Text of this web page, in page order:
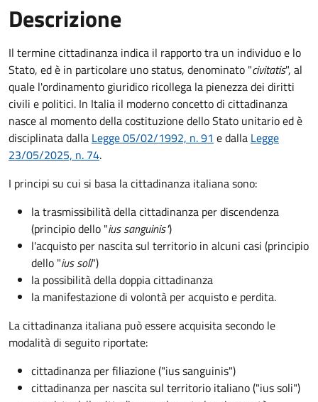
Descrizione
Il termine cittadinanza indica il rapporto tra un individuo e lo
Stato, ed è in particolare uno status, denominato "civitatis", al
quale l'ordinamento giuridico ricollega la pienezza dei diritti
civili e politici. In Italia il moderno concetto di cittadinanza
nasce al momento della costituzione dello Stato unitario ed è
disciplinata dalla Legge 05/02/1992, n. 91 e dalla Legge
23/05/2025, n. 74.
I principi su cui si basa la cittadinanza italiana sono:
la trasmissibilità della cittadinanza per discendenza
(principio dello "ius sanguinis")
l'acquisto per nascita sul territorio in alcuni casi (principio
dello "ius soli")
la possibilità della doppia cittadinanza
la manifestazione di volontà per acquisto e perdita.
La cittadinanza italiana può essere acquisita secondo le
modalità di seguito riportate:
cittadinanza per filiazione ("ius sanguinis")
cittadinanza per nascita sul territorio italiano ("ius soli")